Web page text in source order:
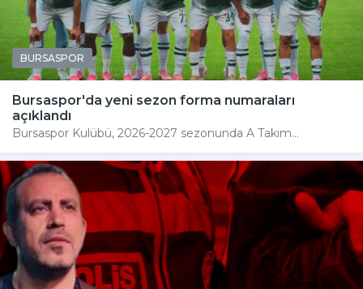
BURSASPOR
Bursaspor'da yeni sezon forma numaraları
açıklandı
Bursaspor Kulübü, 2026-2027 sezonunda A Takım...